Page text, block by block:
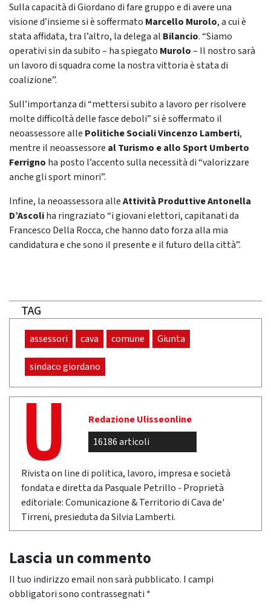
Sulla capacità di Giordano di fare gruppo e di avere una
visione d’insieme si è soffermato Marcello Murolo, a cui è
stata affidata, tra l’altro, la delega al Bilancio. “Siamo
operativi sin da subito – ha spiegato Murolo– Il nostro sarà
un lavoro di squadra come la nostra vittoria è stata di
coalizione”.
Sull’importanza di “mettersi subito a lavoro per risolvere
molte difficoltà delle fasce deboli” si è soffermato il
neoassessore alle Politiche Sociali Vincenzo Lamberti,
mentre il neoassessore al Turismo e allo Sport Umberto
Ferrigno ha posto l’accento sulla necessità di “valorizzare
anche gli sport minori”.
Infine, la neoassessora alleAttività Produttive Antonella
D’Ascoliha ringraziato “i giovani elettori, capitanati da
Francesco Della Rocca, che hanno dato forza alla mia
candidatura e che sono il presente e il futuro della città”.
TAG
assessori cava comune Giunta
sindaco giordano
Redazione Ulisseonline
16186 articoli
Rivista on line di politica, lavoro, impresa e società
fondata e diretta da Pasquale Petrillo - Proprietà
editoriale: Comunicazione & Territorio di Cava de'
Tirreni, presieduta da Silvia Lamberti.
Lascia un commento
Il tuo indirizzo email non sarà pubblicato. I campi
obbligatori sono contrassegnati *